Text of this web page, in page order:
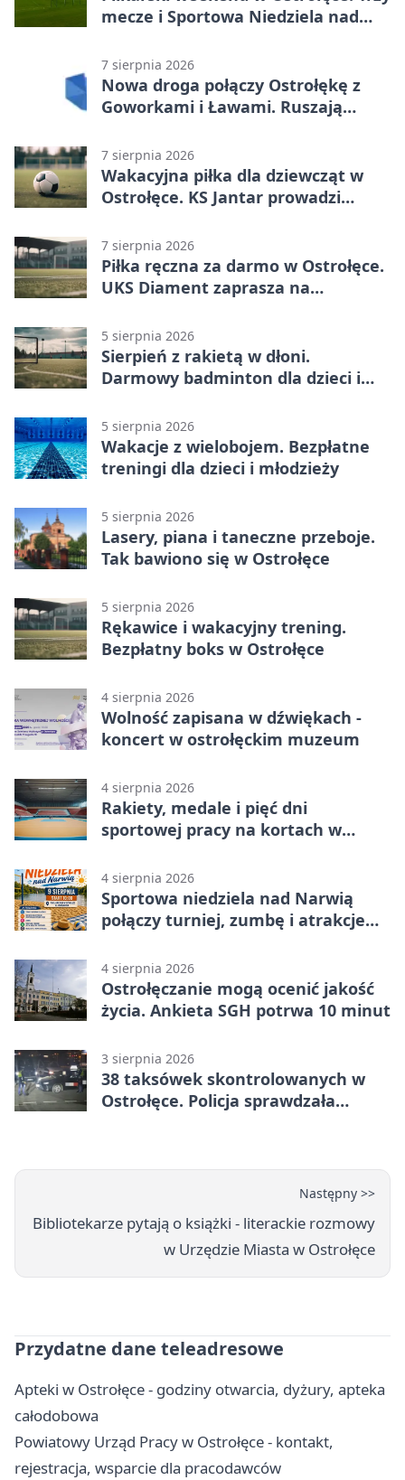
mecze i Sportowa Niedziela nad
7 sierpnia 2026
Nowa droga połączy Ostrołękę z
Goworkami i Ławami. Ruszają
7 sierpnia 2026
Wakacyjna piłka dla dziewcząt w
Ostrołęce. KS Jantar prowadzi
7 sierpnia 2026
Piłka ręczna za darmo w Ostrołęce.
UKS Diament zaprasza na
5 sierpnia 2026
Sierpień z rakietą w dłoni.
Darmowy badminton dla dzieci i
5 sierpnia 2026
Wakacje z wielobojem. Bezpłatne
treningi dla dzieci i młodzieży
5 sierpnia 2026
Lasery, piana i taneczne przeboje.
Tak bawiono się w Ostrołęce
5 sierpnia 2026
Rękawice i wakacyjny trening.
Bezpłatny boks w Ostrołęce
4 sierpnia 2026
Wolność zapisana w dźwiękach -
koncert w ostrołęckim muzeum
4 sierpnia 2026
Rakiety, medale i pięć dni
sportowej pracy na kortach w
4 sierpnia 2026
Sportowa niedziela nad Narwią
połączy turniej, zumbę i atrakcje
4 sierpnia 2026
Ostrołęczanie mogą ocenić jakość
życia. Ankieta SGH potrwa 10 minut
3 sierpnia 2026
38 taksówek skontrolowanych w
Ostrołęce. Policja sprawdzała
Następny >>
Bibliotekarze pytają o książki - literackie rozmowy
w Urzędzie Miasta w Ostrołęce
Przydatne dane teleadresowe
Apteki w Ostrołęce - godziny otwarcia, dyżury, apteka
całodobowa
Powiatowy Urząd Pracy w Ostrołęce - kontakt,
rejestracja, wsparcie dla pracodawców